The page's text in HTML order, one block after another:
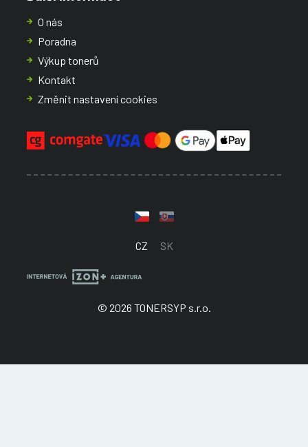
O nás
Poradna
Výkup tonerů
Kontakt
Změnit nastavení cookies
CZ SK
© 2026 TONERSYP s.r.o.